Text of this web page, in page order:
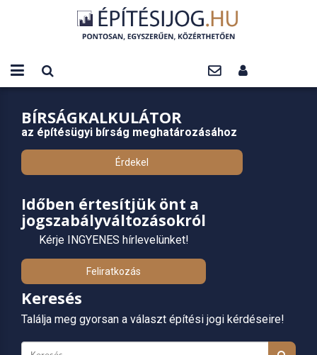
BÍRSÁGKALKULÁTOR
az építésügyi bírság meghatározásához
Érdekel
Időben értesítjük önt a
jogszabályváltozásokról
Kérje INGYENES hírlevelünket!
Feliratkozás
Keresés
Találja meg gyorsan a választ építési jogi kérdéseire!